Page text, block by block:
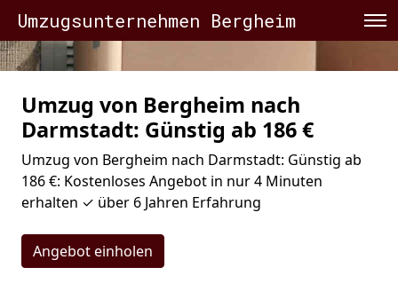
Umzugsunternehmen Bergheim
Umzug von Bergheim nach
Darmstadt: Günstig ab 186 €
Umzug von Bergheim nach Darmstadt: Günstig ab
186 €: Kostenloses Angebot in nur 4 Minuten
erhalten ✓ über 6 Jahren Erfahrung
Angebot einholen